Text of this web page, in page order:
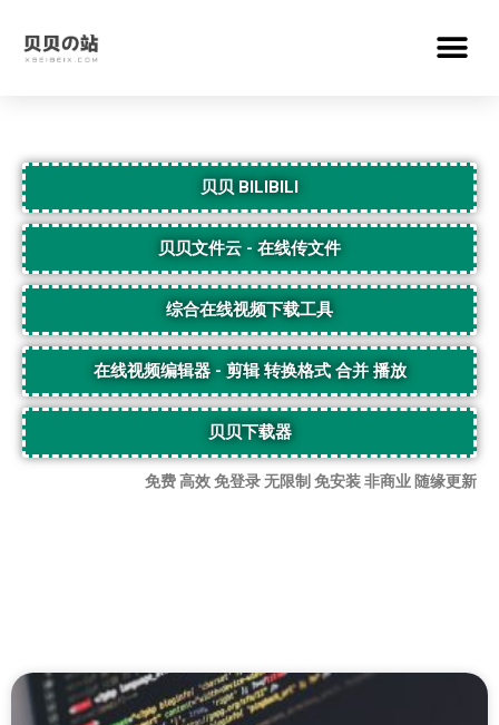
贝贝 BILIBILI
贝贝文件云 - 在线传文件
综合在线视频下载工具
在线视频编辑器 - 剪辑 转换格式 合并 播放
贝贝下载器
免费 高效 免登录 无限制 免安装 非商业 随缘更新